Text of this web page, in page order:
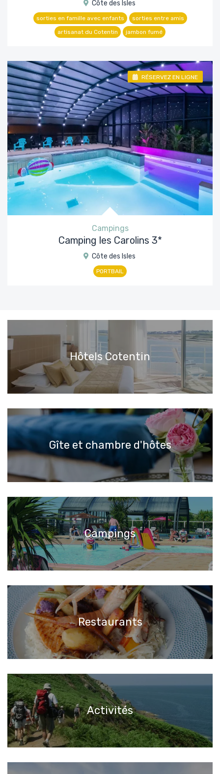
Côte des Isles
sorties en famille avec enfants
sorties entre amis
artisanat du Cotentin
jambon fumé
RÉSERVEZ EN LIGNE
Campings
Camping les Carolins 3*
Côte des Isles
PORTBAIL
Hôtels Cotentin
Gîte et chambre d'hôtes
Campings
Restaurants
Activités